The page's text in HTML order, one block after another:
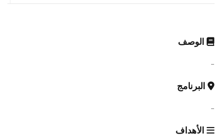
الوصف
-
البرنامج
-
الأهداف